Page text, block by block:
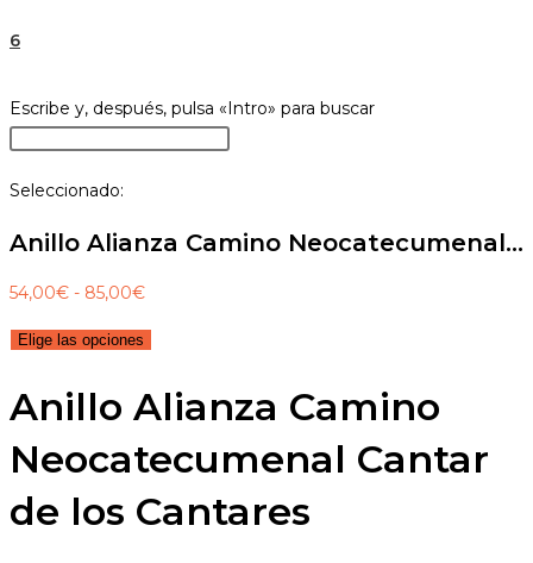
DE
esta
panel
de
6
Buscar
en
web
Escribe y, después, pulsa «Intro» para buscar
el
Seleccionado:
Anillo Alianza Camino Neocatecumenal…
54,00€ - 85,00€Rango
precios:
54,00€
85,00€
Elige las opciones
Anillo Alianza Camino
Neocatecumenal Cantar
de los Cantares